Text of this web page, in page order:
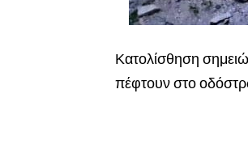
Κατολίσθηση
πέφτουν στο